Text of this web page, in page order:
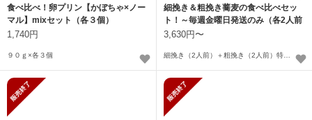
食べ比べ！卵プリン【かぼちゃ×ノー
マル】mixセット（各３個）
1,740円
９０ｇ×各３個
細挽き＆粗挽き蕎麦の食べ比べセッ
ト！～毎週金曜日発送のみ（各2人前
～各4人前）
3,630円〜
細挽き（2人前）＋粗挽き（2人前）特製もり汁4人前、湧水180CC、茹で方説明付〜